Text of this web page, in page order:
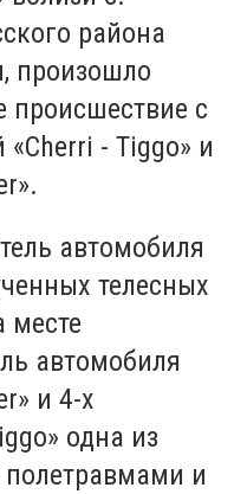
района
произошло
происшествие с
- Tiggo» и
автомобиля
телесных
месте
автомобиля
и 4-х
одна из
и